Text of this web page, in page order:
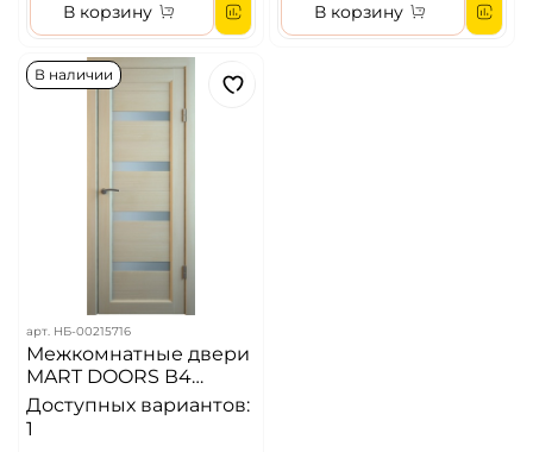
В корзину В корзину
В наличии
арт. НБ-00215716
Межкомнатные двери
MART DOORS В4
Лиственница/Сатинат
(ДО)
Доступных вариантов:
1